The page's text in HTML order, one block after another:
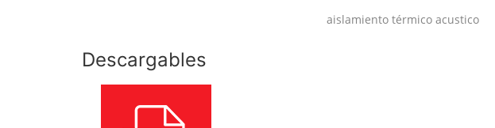
aislamiento térmico acustico
Descargables